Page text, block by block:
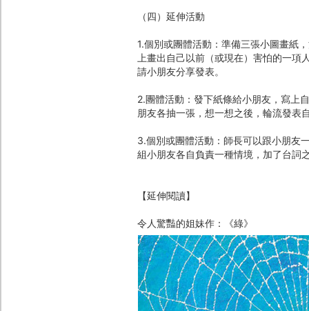
（四）延伸活動
1.個別或團體活動：準備三張小圖畫紙
上畫出自己以前（或現在）害怕的一
請小朋友分享發表。
2.團體活動：發下紙條給小朋友，寫上
朋友各抽一張，想一想之後，輪流發表
3.個別或團體活動：師長可以跟小朋友
組小朋友各自負責一種情境，加了台詞
【延伸閱讀】
令人驚豔的姐妹作：《綠》